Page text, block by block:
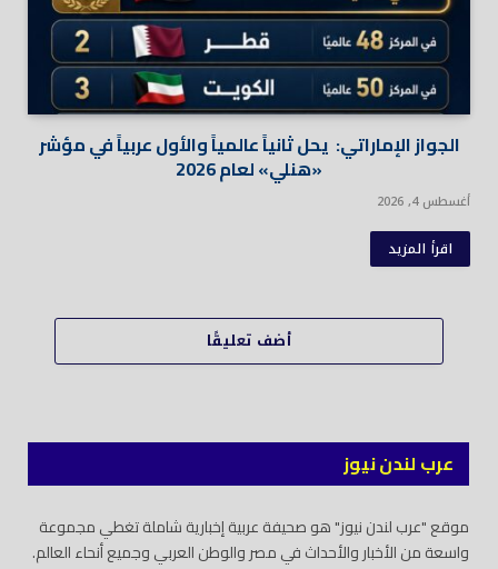
الجواز الإماراتي: يحل ثانياً عالمياً والأول عربياً في مؤشر
«هنلي» لعام 2026
أغسطس 4, 2026
اقرأ المزيد
أضف تعليقًا
عرب لندن نيوز
موقع "عرب لندن نيوز" هو صحيفة عربية إخبارية شاملة تغطي مجموعة
واسعة من الأخبار والأحداث في مصر والوطن العربي وجميع أنحاء العالم.